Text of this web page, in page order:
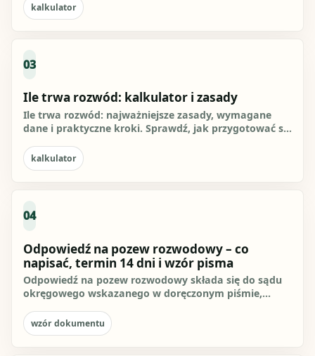
kalkulator
03
Ile trwa rozwód: kalkulator i zasady
Ile trwa rozwód: najważniejsze zasady, wymagane
dane i praktyczne kroki. Sprawdź, jak przygotować się
kalkulator
04
Odpowiedź na pozew rozwodowy – co
napisać, termin 14 dni i wzór pisma
Odpowiedź na pozew rozwodowy składa się do sądu
okręgowego wskazanego w doręczonym piśmie,
wzór dokumentu